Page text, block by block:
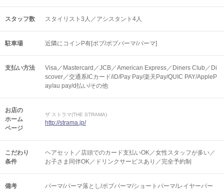
スタッフ数 スタイリスト3人／アシスタント4人
駐車場 近隣にコインP有[ボブ/ボブパーマ/パーマ]
支払い方法
Visa／Mastercard／JCB／American Express／Diners Club／Di
scover／交通系ICカード/iD/Pay Pay/楽天Pay/QUIC PAY/AppleP
ay/au pay/d払い/その他
お店の
ホーム
ページ
ザ ストラマ(THE STRAMA)
http://strama.jp/
こだわり
条件
ヘアセット／店頭でのカード支払いOK／女性スタッフが多い／
お子さま同伴OK／ドリンクサービスあり／完全予約制
備考
パーマ/パーマ落とし/ボブパーマ/ショートパーマ/レイヤーパー